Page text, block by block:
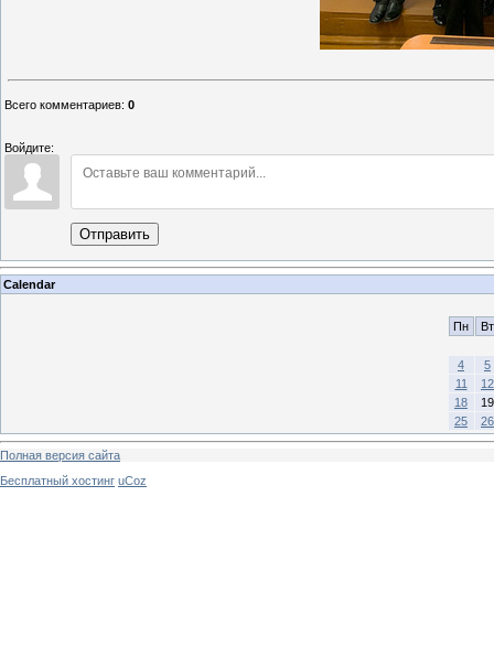
Всего комментариев: 0
Войдите:
Отправить
Calendar
Пн Вт
4
5
11
12
18
19
25
26
Полная версия сайта
Бесплатный хостинг uCoz